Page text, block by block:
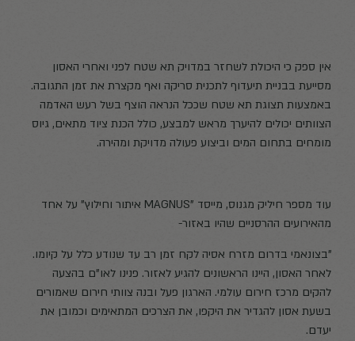
אין ספק כי היכולת לשחזר במדויק תא שטח לפני ואחרי האסון
מסייעת בבניית תיעדוף לתכנית סריקה ואף מקצרת את זמן התגובה.
באמצעות תצוגת תא שטח שככל הנראה הוצף בשל רעש האדמה
הצוותים יכולים להיערך מראש למבצע, כולל הכנת ציוד מתאים, גיוס
מומחים בתחום המים וביצוע פעולה מדויקת ומהירה.
עוד מספר חיליק מגנוס, מייסד "MAGNUS איתור וחילוץ" על אחד
מהאירועים ההרסניים שהיו באזור-
"בצונאמי בדרום מזרח אסיה לקח זמן רב עד שנודע כלל על קיומו.
לאחר האסון, היינו הראשונים להגיע לאזור. פנינו לאו"ם בהצעה
להקים מרכז חירום עולמי. הארגון פעל ובנה צוותי חירום שאמורים
בשעת אסון להגדיר את היקפו, את הצרכים המתאימים וכמובן את
יעדם.